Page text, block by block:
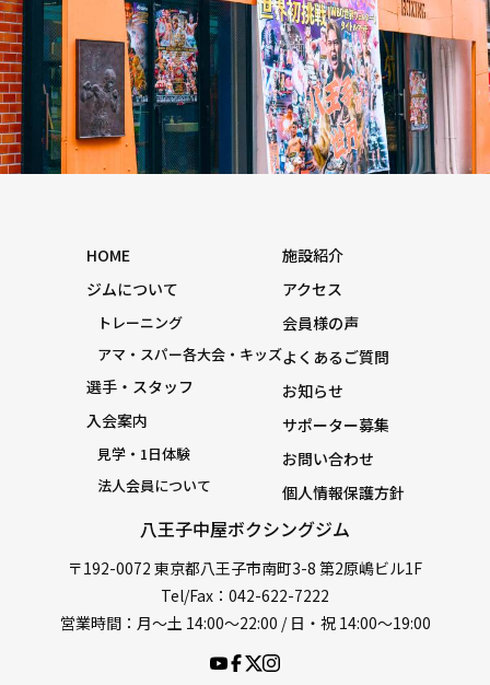
八王子中屋ボクシングジム
〒192-0072 東京都八王子市南町3-8 第2原嶋ビル1F
Tel/Fax：042-622-7222
営業時間：月〜土 14:00〜22:00 / 日・祝 14:00〜19:00
HOME
ジムについて
トレーニング
アマ・スパー各大会・キッズ
選手・スタッフ
入会案内
見学・1日体験
法人会員について
施設紹介
アクセス
会員様の声
よくあるご質問
お知らせ
サポーター募集
お問い合わせ
個人情報保護方針